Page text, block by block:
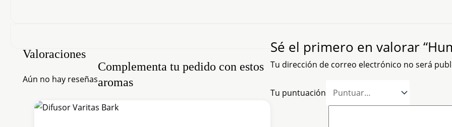
Valoraciones
Aún no hay reseñas
Sé el primero en valorar
Tu dirección de correo electrónico no será
Tu puntuación
Complementa tu pedido con estos
aromas
Este